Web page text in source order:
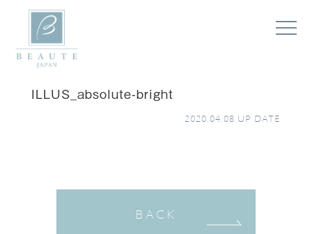
ILLUS_absolute-bright
2020.04.08 UP DATE
BACK